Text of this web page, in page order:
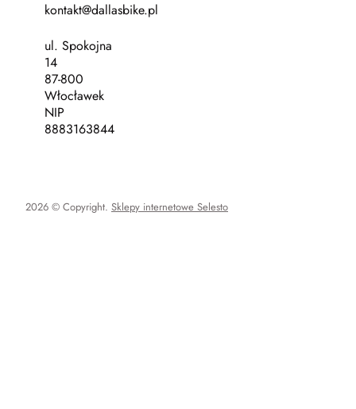
kontakt@dallasbike.pl
ul. Spokojna
14
87-800
Włocławek
NIP
8883163844
2026 © Copyright. Sklepy internetowe Selesto